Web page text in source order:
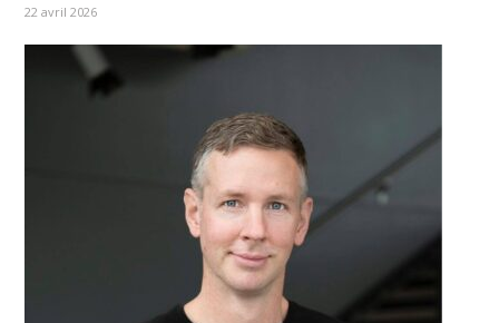
22 avril 2026